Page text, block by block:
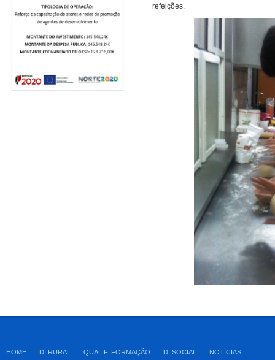
refeições.
HOME D. RURAL QUALIF. FORMAÇÃO D. SOCIAL NOTÍCIAS